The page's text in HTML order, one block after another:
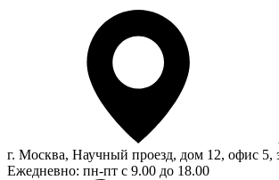
г. Москва, Научный проезд, дом 12, офис 5,
Ежедневно: пн-пт с 9.00 до 18.00